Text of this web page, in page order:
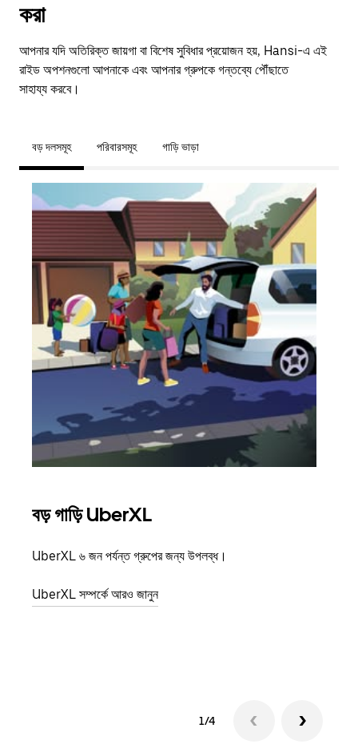
করা
আপনার যদি অতিরিক্ত জায়গা বা বিশেষ সুবিধার প্রয়োজন হয়, Hansi-এ এই
রাইড অপশনগুলো আপনাকে এবং আপনার গ্রুপকে গন্তব্যে পৌঁছাতে
সাহায্য করবে।
বড় দলসমূহ পরিবারসমূহ গাড়ি ভাড়া
বড় গাড়ি UberXL
UberXL ৬ জন পর্যন্ত গ্রুপের জন্য উপলব্ধ।
UberXL সম্পর্কে আরও জানুন
1/4